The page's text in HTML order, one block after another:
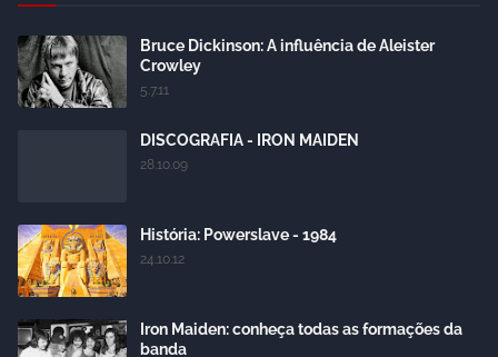
Bruce Dickinson: A influência de Aleister
Crowley
5.7.11
DISCOGRAFIA - IRON MAIDEN
28.10.09
História: Powerslave - 1984
24.10.12
Iron Maiden: conheça todas as formações da
banda